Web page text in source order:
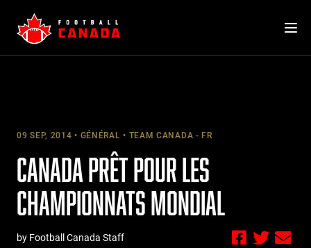
content
09 SEP, 2014 GÉNÉRAL TEAM CANADA - FR
CANADA PRÊT POUR LES
CHAMPIONNATS MONDIAL
by Football Canada Staff